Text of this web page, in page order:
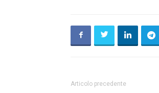
Articolo precedente